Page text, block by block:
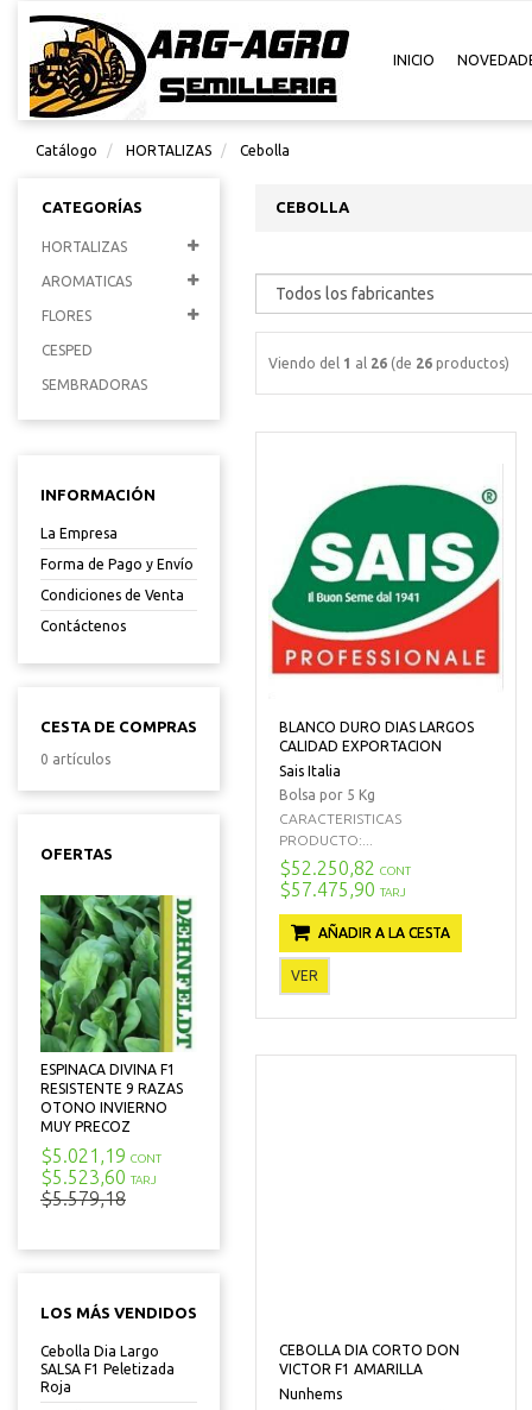
INICIO
Catálogo HORTALIZAS Cebolla
CATEGORÍAS
HORTALIZAS
AROMATICAS
FLORES
CESPED
SEMBRADORAS
INFORMACIÓN
La Empresa
Forma de Pago y Envío
Condiciones de Venta
Contáctenos
CESTA DE COMPRAS
0 artículos
OFERTAS
ESPINACA DIVINA F1
RESISTENTE 9 RAZAS
OTONO INVIERNO
MUY PRECOZ
$5.021,19 CONT
$5.523,60 TARJ
$5.579,18
LOS MÁS VENDIDOS
Cebolla Dia Largo
SALSA F1 Peletizada
Roja
CEBOLLA
Viendo del 1 al 26 (de 26 productos)
BLANCO DURO DIAS LARGOS
CALIDAD EXPORTACION
Sais Italia
Bolsa por 5 Kg
CARACTERISTICAS
PRODUCTO:...
$52.250,82 CONT
$57.475,90 TARJ
AÑADIR A LA CESTA
VER
CEBOLLA DIA CORTO DON
VICTOR F1 AMARILLA
Nunhems